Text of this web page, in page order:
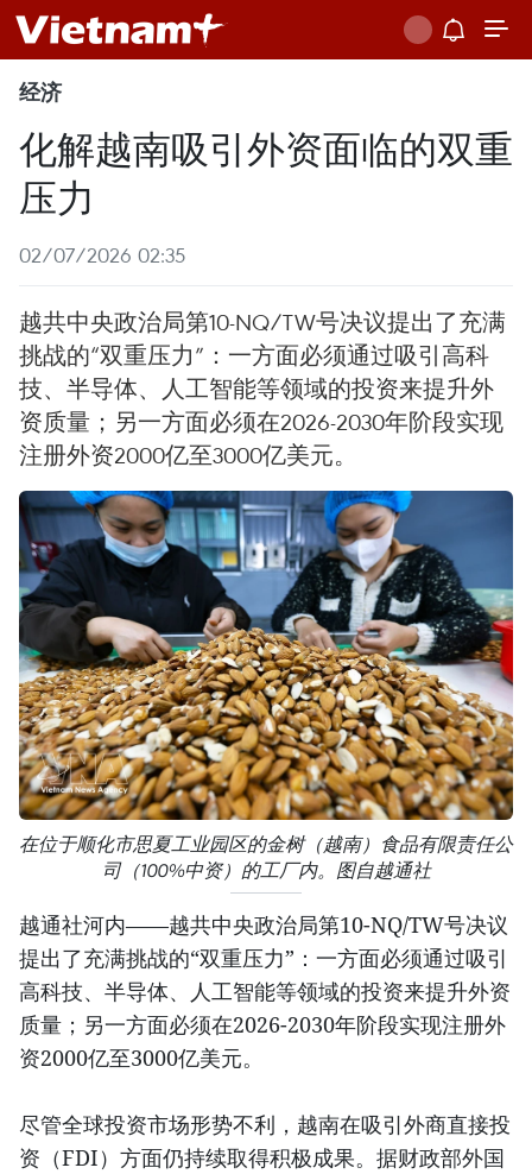
经济
化解越南吸引外资面临的双重
压力
02/07/2026 02:35
越共中央政治局第10-NQ/TW号决议提出了充满
挑战的“双重压力”：一方面必须通过吸引高科
技、半导体、人工智能等领域的投资来提升外
资质量；另一方面必须在2026-2030年阶段实现
注册外资2000亿至3000亿美元。
在位于顺化市思夏工业园区的金树（越南）食品有限责任公
司（100%中资）的工厂内。图自越通社
越通社河内——越共中央政治局第10-NQ/TW号决议
提出了充满挑战的“双重压力”：一方面必须通过吸引
高科技、半导体、人工智能等领域的投资来提升外资
质量；另一方面必须在2026-2030年阶段实现注册外
资2000亿至3000亿美元。
尽管全球投资市场形势不利，越南在吸引外商直接投
资（FDI）方面仍持续取得积极成果。据财政部外国